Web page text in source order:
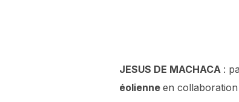
JESUS DE MACHACA :
éolienne en